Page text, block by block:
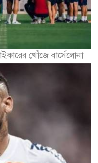
খোঁজে বার্সেলোনা